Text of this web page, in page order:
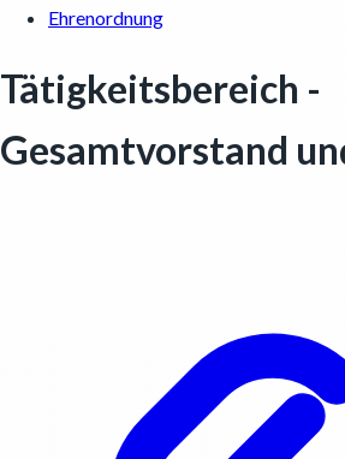
Ehrenordnung
Tätigkeitsbereich -
Gesamtvorstand